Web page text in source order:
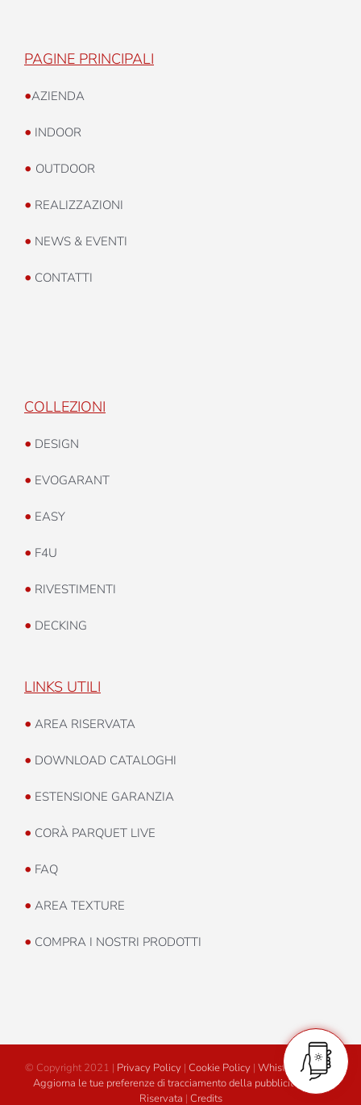
PAGINE PRINCIPALI
•AZIENDA
• INDOOR
• OUTDOOR
• REALIZZAZIONI
• NEWS & EVENTI
• CONTATTI
COLLEZIONI
• DESIGN
• EVOGARANT
• EASY
• F4U
• RIVESTIMENTI
• DECKING
LINKS UTILI
• AREA RISERVATA
• DOWNLOAD CATALOGHI
• ESTENSIONE GARANZIA
• CORÀ PARQUET LIVE
• FAQ
• AREA TEXTURE
• COMPRA I NOSTRI PRODOTTI
© Copyright 2021 | Privacy Policy | Cookie Policy | Whistleblowing
Aggiorna le tue preferenze di tracciamento della pubblicità
Area
Riservata | Credits